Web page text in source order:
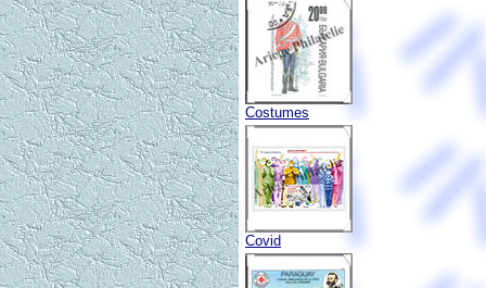
Costumes
Covid